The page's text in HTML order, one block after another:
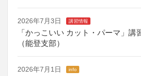
2026年7月3日 講習情報
「かっこいい カット・パーマ」講
（能登支部）
2026年7月1日 info